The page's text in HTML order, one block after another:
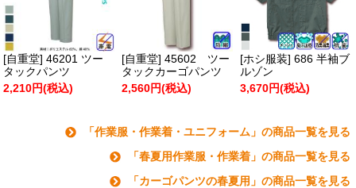
[自重堂] 46201 ツー
タックパンツ
2,210円(税込)
[自重堂] 45602 ツー
タックカーゴパンツ
2,560円(税込)
[ホシ服装] 686 半袖ブ
ルゾン
3,670円(税込)
「作業服・作業着・ユニフォーム」の商品一覧を見る
「春夏用作業服・作業着」の商品一覧を見る
「カーゴパンツの春夏用」の商品一覧を見る